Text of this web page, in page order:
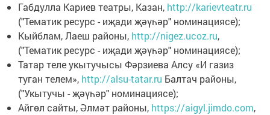
Габдулла Кариев театры, Казан, http://karievteatr.ru
("Тематик ресурс - иҗади җәүһәр" номинациясе);
Кыйблам, Лаеш районы, http://nigez.ucoz.ru,
("Тематик ресурс - иҗади җәүһәр" номинациясе);
Татар теле укытучысы Фәрзиева Алсу «И газиз
туган телем», http://alsu-tatar.ru Балтач районы,
("Укытучы - җәүһәр" номинациясе);
Айгөл сайты, Әлмәт районы, https://aigyl.jimdo.com,